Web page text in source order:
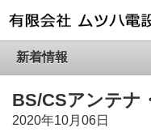
新着情報
BS/CSアンテナ
2020年10月06日